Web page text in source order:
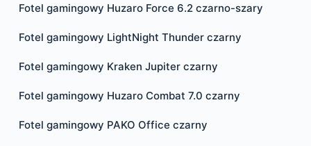
Fotel gamingowy Huzaro Force 6.2 czarno-szary
Fotel gamingowy LightNight Thunder czarny
Fotel gamingowy Kraken Jupiter czarny
Fotel gamingowy Huzaro Combat 7.0 czarny
Fotel gamingowy PAKO Office czarny